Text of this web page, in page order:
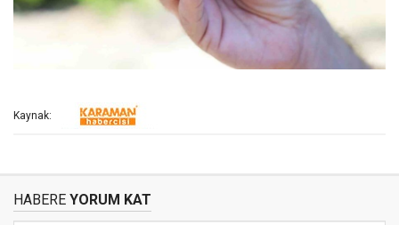
Kaynak:
HABERE YORUM KAT